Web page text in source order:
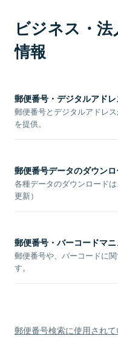
ビジネス・
情報
郵便番号・デジタルアド
郵便番号とデジタルアドレ
を提供。
郵便番号データのダウンロ
各種データのダウンロード
更新）
郵便番号・バーコードマ
郵便番号や、バーコードに
す。
郵便番号検索に使用され